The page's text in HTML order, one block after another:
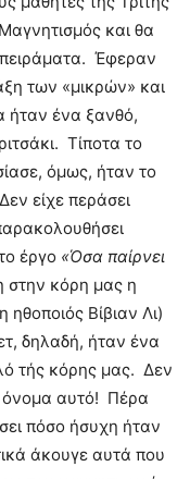
και θα
πειράματα. Έφεραν
των «μικρών» και
ήταν ένα ξανθό,
Τίποτα το
όμως, ήταν το
είχε περάσει
έργο «Όσα παίρνει
στην κόρη μας η
Βίβιαν Λι)
δηλαδή, ήταν ένα
τής κόρης μας. Δεν
όνομα αυτό! Πέρα
πόσο ήσυχη ήταν
άκουγε αυτά που